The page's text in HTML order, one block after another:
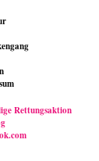
Rettungsaktion